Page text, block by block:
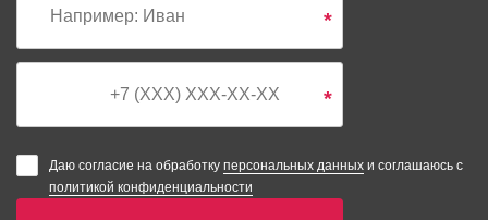
*
*
Даю согласие на обработку персональных данных и соглашаюсь с
политикой конфиденциальности